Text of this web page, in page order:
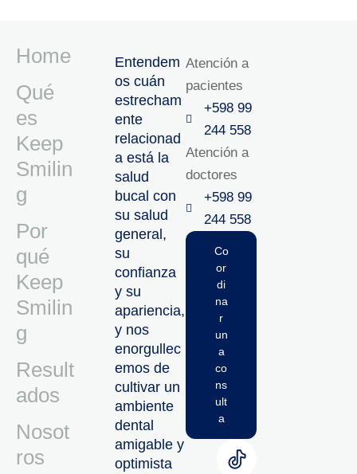
Home
Qué
es
Keep
Smilin
g
Por
qué
Keep
Smilin
g
Result
ados
Nosot
ros
Entendem
os cuán
estrecham
ente
relacionad
a está la
salud
bucal con
su salud
general,
su
confianza
y su
apariencia,
y nos
enorgullec
emos de
cultivar un
ambiente
dental
amigable y
optimista
Atención a
pacientes
+598 99
244 558
Atención a
doctores
+598 99
244 558‬‬
Co
or
di
na
r
un
a
co
ns
ult
a